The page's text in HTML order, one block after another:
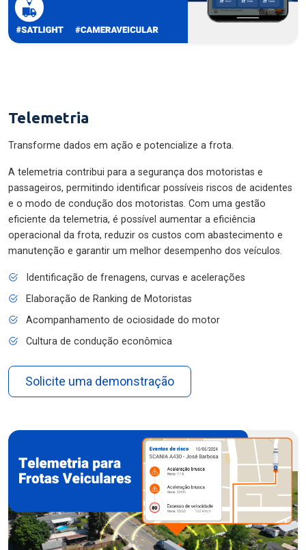
Telemetria
Transforme dados em ação e potencialize a frota.
A telemetria contribui para a segurança dos motoristas e
passageiros, permitindo identificar possíveis riscos de acidentes
e o modo de condução dos motoristas. Com uma gestão
eficiente da telemetria, é possível aumentar a eficiência
operacional da frota, reduzir os custos com abastecimento e
manutenção e garantir um melhor desempenho dos veículos.
Identificação de frenagens, curvas e acelerações
Elaboração de Ranking de Motoristas
Acompanhamento de ociosidade do motor
Cultura de condução econômica
Solicite uma demonstração